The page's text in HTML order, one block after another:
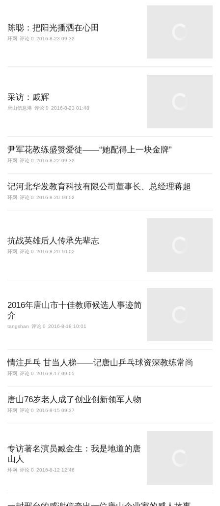
陈聪：把阳光播洒在心田
环网 评论 0 2016-8-23 09:32
采访：戚辉
唐山信息港 评论 0 2016-8-23 01:48
尹军花教练盛赞爱徒——“她配得上一块金牌”
环网 评论 0 2016-8-22 09:32
记河北华发教育科技有限公司董事长、总经理蒋超
环网 评论 0 2016-8-20 10:02
抗战英雄后人传承先辈志
环网 评论 0 2016-8-20 10:02
2016年唐山市十佳教师候选人事迹简
介
tangshan 评论 0 2016-8-18 10:01
情注乒乓 甘当人梯——记唐山乒乓球资深教练常尚
环网 评论 0 2016-8-17 09:05
唐山76岁老人成了创业创新领军人物
环网 评论 0 2016-8-15 09:37
专访著名演员臧金生：我是地道的唐
山人
环网 评论 0 2016-8-12 12:46